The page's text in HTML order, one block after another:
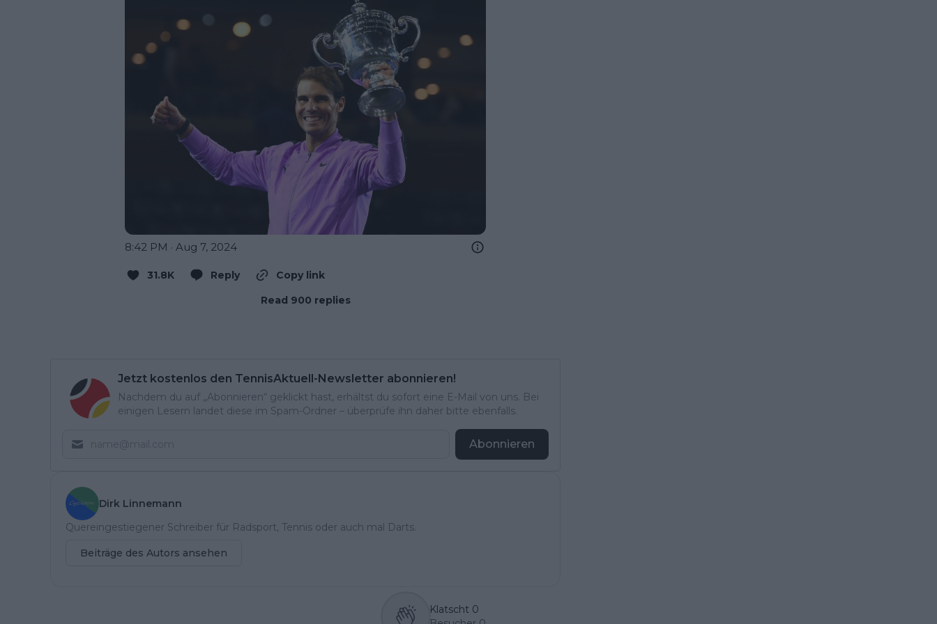
8:42 PM · Aug 7, 2024
31.8K Reply
Copy link
Read 900 replies
Jetzt kostenlos den TennisAktuell-Newsletter abonnieren!
Nachdem du auf „Abonnieren“ geklickt hast, erhältst du sofort eine E-Mail von uns. Bei
einigen Lesern landet diese im Spam-Ordner – überprüfe ihn daher bitte ebenfalls.
Abonnieren
Dirk Linnemann
Quereingestiegener Schreiber für Radsport, Tennis oder auch mal Darts.
Beiträge des Autors ansehen
Klatscht 0